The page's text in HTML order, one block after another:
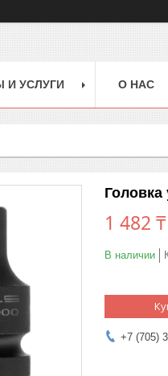
И УСЛУГИ О НАС
1 482 ₸
В наличии
+7 (705)